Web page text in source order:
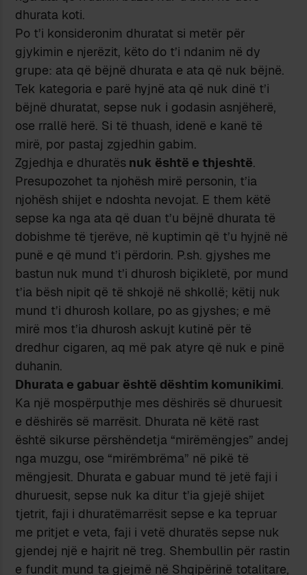
dhurata koti.
Po t’i konsideronim dhuratat si metër për
gjykimin e njerëzit, këto do t’i ndanim në dy
grupe: ata që bëjnë dhurata e ata që nuk bëjnë.
Tek kategoria e parë hyjnë ata që nuk dinë t’i
bëjnë dhuratat, sepse nuk i godasin asnjëherë,
ose rrallë herë. Si të thuash, idenë e kanë të
mirë, por pastaj zgjedhin gabim.
Zgjedhja e dhuratës nuk është e thjeshtë.
Presupozohet ta njohësh mirë personin, t’ia
njohësh shijet e ndoshta nevojat. E them këtë
sepse ka nga ata që duan t’u bëjnë dhurata të
dobishme të tjerëve, në kuptimin që t’u hyjnë në
punë e që mund t’i përdorin. P.sh. gjyshes me
bastun nuk mund t’i dhurosh biçikletë, por mund
t’ia bësh nipit që të shkojë në shkollë; këtij nuk
mund t’i dhurosh kollare, po as gjyshes; e më
mirë mos t’ia dhurosh askujt kutinë për të
dredhur cigaren, aq më pak atyre që nuk e pinë
duhanin.
Dhurata e gabuar është dështim komunikimi.
Ka një mospërputhje mes dëshirës së dhuruesit
e dëshirës së marrësit. Dhurata në këtë rast
është sikurse përshëndetja “mirëmëngjes” andej
nga muzgu, ose “mirëmbrëma” në pikë të
mëngjesit. Dhurata e gabuar mund të jetë faji i
dhuruesit, sepse nuk ka ditur t’ia gjejë shijet
tjetrit, faji i dhuratëmarrësit sepse e ka tepruar
me pritjet e veta, faji i vetë dhuratës sepse nuk
gjendej një e hajrit në treg. Shembullin për rastin
e fundit mund ta gjejmë në Shqipërinë totalitare,